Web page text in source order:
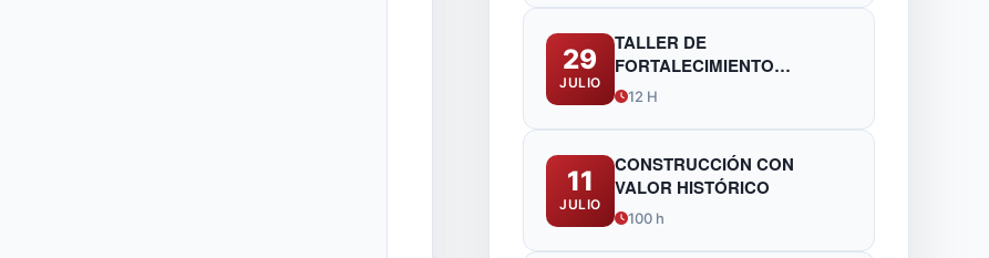
29
JULIO
TALLER DE
FORTALECIMIENTO
TÉCNICO Y NORMATIVO
12 H
11
JULIO
CONSTRUCCIÓN CON
VALOR HISTÓRICO
100 h